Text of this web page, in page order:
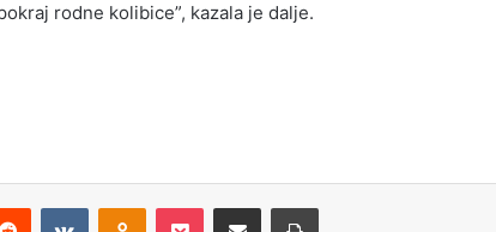
rodne kolibice”, kazala je dalje.